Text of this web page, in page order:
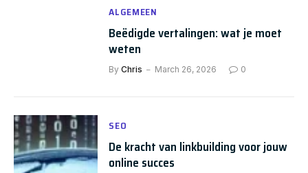
ALGEMEEN
Beëdigde vertalingen: wat je moet
weten
By Chris March 26, 2026 0
SEO
De kracht van linkbuilding voor jouw
online succes